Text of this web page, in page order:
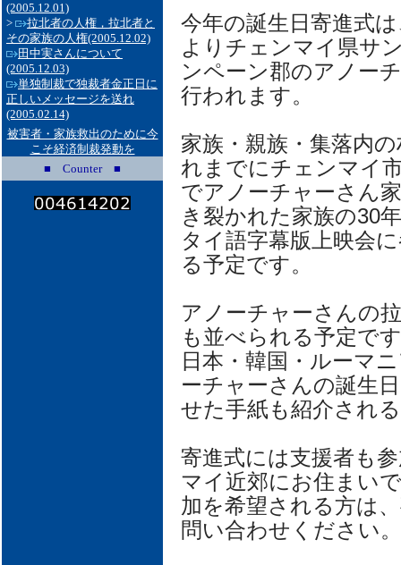
(2005.12.01)
>
拉北者の人権，拉北者と
その家族の人権(2005.12.02)
田中実さんについて
(2005.12.03)
単独制裁で独裁者金正日に
正しいメッセージを送れ
(2005.02.14)
被害者・家族救出のために今
こそ経済制裁発動を
■ Counter ■
今年の誕生日寄進式
よりチェンマイ県サ
ンペーン郡のアノー
行われます。
家族・親族・集落内
れまでにチェンマイ
でアノーチャーさん
き裂かれた家族の30
タイ語字幕版上映会
る予定です。
アノーチャーさんの
も並べられる予定で
日本・韓国・ルーマ
ーチャーさんの誕生
せた手紙も紹介され
寄進式には支援者も
マイ近郊にお住まい
加を希望される方は
問い合わせください。